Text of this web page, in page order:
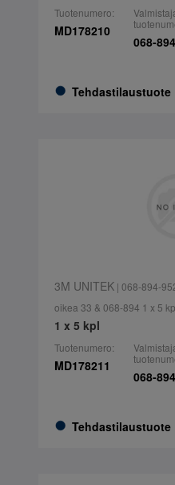
Tuotenumero:
MD178210
Tehdastilaustuote
068-
3M UNITEK| 068-894-
oikea 33 & 068-894 1 x 5
1 x 5 kpl
Tuotenumero:
MD178211
Tehdastilaustuote
068-